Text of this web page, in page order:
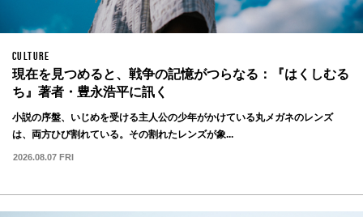
CULTURE
現在を見つめると、戦争の記憶がつらなる：『はくしむる
ち』著者・豊永浩平に訊く
小説の序盤、いじめを受ける主人公の少年がかけている丸メガネのレンズ
は、両方ひび割れている。その割れたレンズが象...
2026.08.07 FRI